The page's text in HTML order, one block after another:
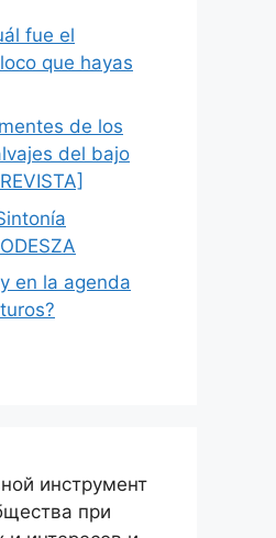
fue el
que hayas
de los
del bajo
en la agenda
инструмент
при